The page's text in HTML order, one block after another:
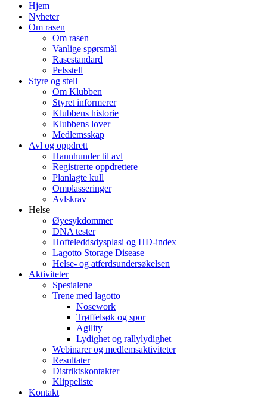
Hjem
Nyheter
Om rasen
Om rasen
Vanlige spørsmål
Rasestandard
Pelsstell
Styre og stell
Om Klubben
Styret informerer
Klubbens historie
Klubbens lover
Medlemsskap
Avl og oppdrett
Hannhunder til avl
Registrerte oppdrettere
Planlagte kull
Omplasseringer
Avlskrav
Helse
Øyesykdommer
DNA tester
Hofteleddsdysplasi og HD-index
Lagotto Storage Disease
Helse- og atferdsundersøkelsen
Aktiviteter
Spesialene
Trene med lagotto
Nosework
Trøffelsøk og spor
Agility
Lydighet og rallylydighet
Webinarer og medlemsaktiviteter
Resultater
Distriktskontakter
Klippeliste
Kontakt